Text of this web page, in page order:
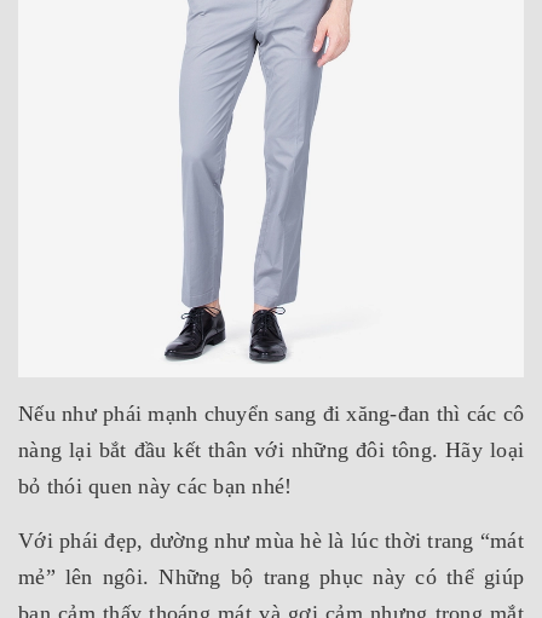
Nếu như phái mạnh chuyển sang đi xăng-đan thì các cô
nàng lại bắt đầu kết thân với những đôi tông. Hãy loại
bỏ thói quen này các bạn nhé!
Với phái đẹp, dường như mùa hè là lúc thời trang “mát
mẻ” lên ngôi. Những bộ trang phục này có thể giúp
bạn cảm thấy thoáng mát và gợi cảm nhưng trong mắt